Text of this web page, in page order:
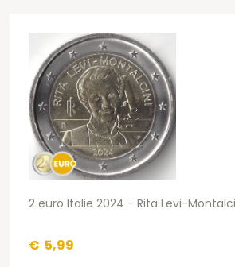
2 euro Italie 2024 - Rita Levi-
€ 5,99